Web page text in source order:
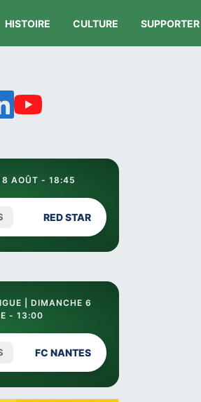
HISTOIRE CULTURE SUPPORTER
8 AOÛT - 18:45
RED STAR
| DIMANCHE 6
- 13:00
FC NANTES